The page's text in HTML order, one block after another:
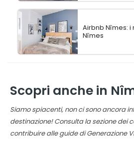
Airbnb Nîmes: i
Nîmes
Scopri anche in
Siamo spiacenti, non ci sono ancora
destinazione! Consulta la sezione dei
contribuire alle guide di Generazione